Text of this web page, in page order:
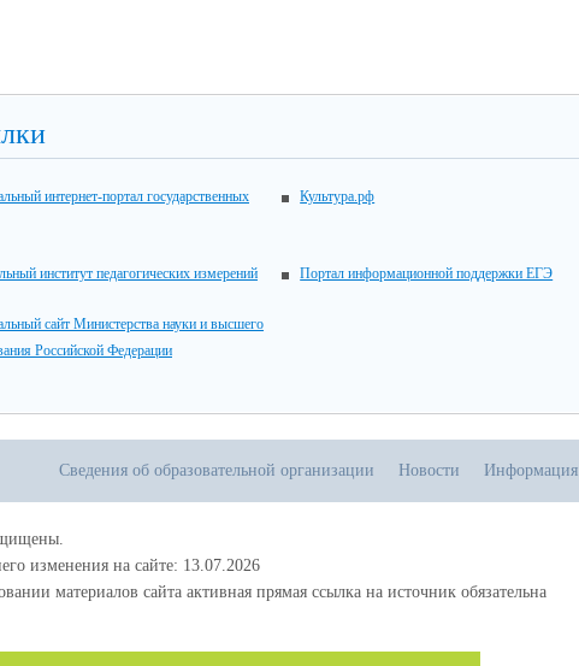
интернет-портал государственных
Культура.рф
институт педагогических измерений Портал информационной поддержки ЕГЭ
сайт Министерства науки и высшего
Российской Федерации
Сведения об образовательной организации Новости Информация
изменения на сайте: 13.07.2026
материалов сайта активная прямая ссылка на источник обязательна